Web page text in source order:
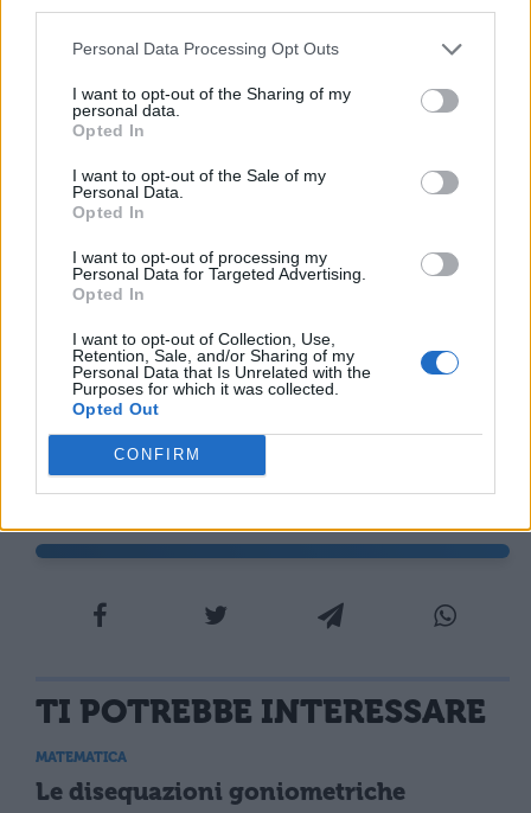
Personal Data Processing Opt Outs
I want to opt-out of the Sharing of my
personal data.
Opted In
I want to opt-out of the Sale of my
Personal Data.
Opted In
I want to opt-out of processing my
Personal Data for Targeted Advertising.
Opted In
I want to opt-out of Collection, Use,
Retention, Sale, and/or Sharing of my
Personal Data that Is Unrelated with the
Purposes for which it was collected.
Opted Out
CONFIRM
$S=S_1 uu S_2 : x_1<-4/3 ^^ x_2>2$.
TI POTREBBE INTERESSARE
MATEMATICA
Le disequazioni goniometriche